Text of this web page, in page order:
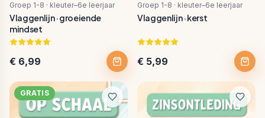
Groep 1-8 · kleuter–6e leerjaar
Vlaggenlijn · groeiende
mindset
€ 6,99
Groep 1-8 · kleuter–6e leerjaar
Vlaggenlijn · kerst
€ 5,99
GRATIS